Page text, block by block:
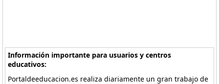
Información importante para usuarios y centros
educativos:
Portaldeeducacion.es realiza diariamente un gran trabajo de